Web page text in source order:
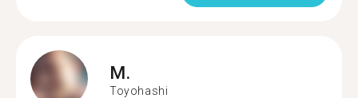
M.
Toyohashi